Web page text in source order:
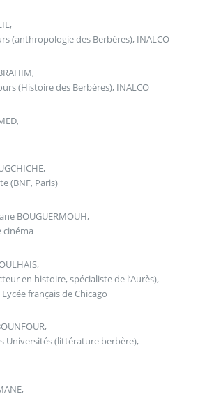
(anthropologie des Berbères), INALCO
(Histoire des Berbères), INALCO
(BNF, Paris)
BOUGUERMOUH,
cinéma
spécialiste de l’Aurès),
français de Chicago
Universités (littérature berbère),